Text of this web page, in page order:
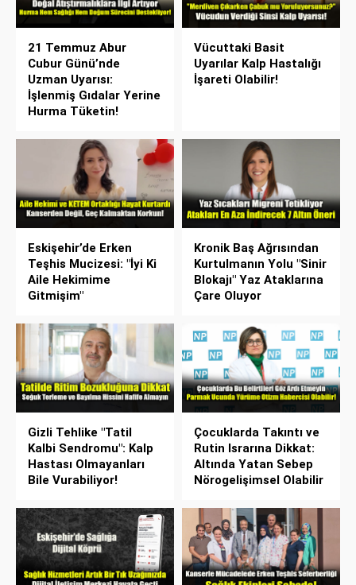
21 Temmuz Abur
Cubur Günü’nde
Uzman Uyarısı:
İşlenmiş Gıdalar Yerine
Hurma Tüketin!
Vücuttaki Basit
Uyarılar Kalp Hastalığı
İşareti Olabilir!
Eskişehir’de Erken
Teşhis Mucizesi: "İyi Ki
Aile Hekimime
Gitmişim"
Kronik Baş Ağrısından
Kurtulmanın Yolu "Sinir
Blokajı" Yaz Ataklarına
Çare Oluyor
Gizli Tehlike "Tatil
Kalbi Sendromu": Kalp
Hastası Olmayanları
Bile Vurabiliyor!
Çocuklarda Takıntı ve
Rutin Israrına Dikkat:
Altında Yatan Sebep
Nörogelişimsel Olabilir